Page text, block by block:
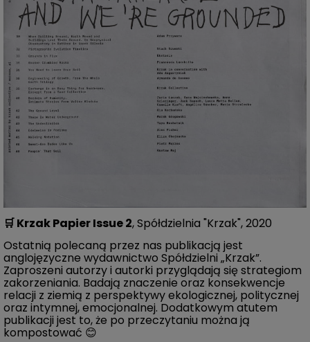
🛒Krzak Papier Issue 2, Spółdzielnia "Krzak", 2020
Ostatnią polecaną przez nas publikacją jest
anglojęzyczne wydawnictwo Spółdzielni „Krzak”.
Zaproszeni autorzy i autorki przyglądają się strategiom
zakorzeniania. Badają znaczenie oraz konsekwencje
relacji z ziemią z perspektywy ekologicznej, politycznej
oraz intymnej, emocjonalnej. Dodatkowym atutem
publikacji jest to, że po przeczytaniu można ją
kompostować 😊